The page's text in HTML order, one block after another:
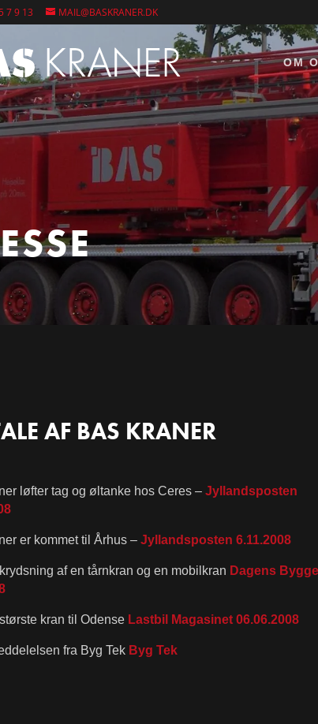
7 9 13 MAIL@BASKRANER.DK
OM
AF BAS KRANER
løfter tag og øltanke hos Ceres – Jyllandsposten
er kommet til Århus – Jyllandsposten 6.11.2008
af en tårnkran og en mobilkran Dagens
kran til Odense Lastbil Magasinet 06.06.2008
fra Byg Tek Byg Tek